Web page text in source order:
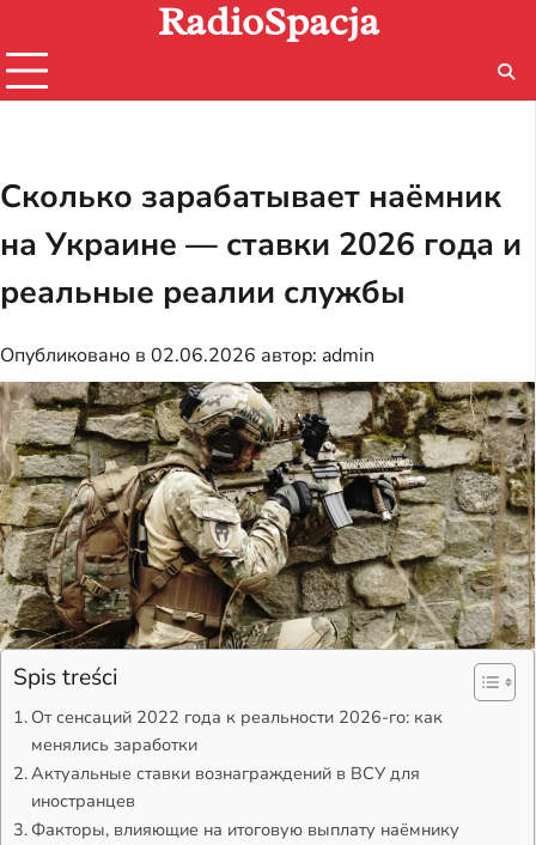
содержимому
RadioSpacja
Сколько зарабатывает наёмник
на Украине — ставки 2026 года и
реальные реалии службы
Опубликовано в 02.06.2026 автор: admin
Spis treści
От сенсаций 2022 года к реальности 2026-го: как
менялись заработки
Актуальные ставки вознаграждений в ВСУ для
иностранцев
Факторы, влияющие на итоговую выплату наёмнику